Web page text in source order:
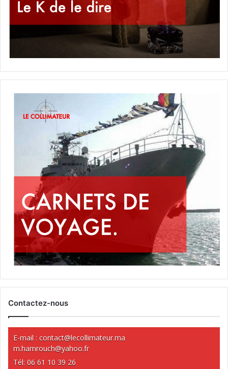
Contactez-nous
E-mail : contact@lecollimateur.ma
m.hamrouch@yahoo.fr
Tél: 06 61 10 39 26